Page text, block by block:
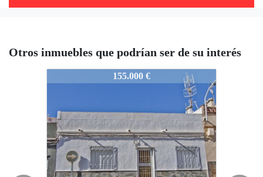
Otros inmuebles que podrían ser de su interés
155.000 €